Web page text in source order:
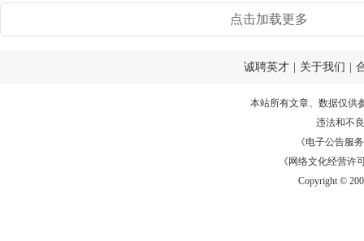
点击加载更多
诚聘英才 关于我们
本站所有文章、数据仅供
违法和不
《电子公告服务
《网络文化经营许
Copyright ©